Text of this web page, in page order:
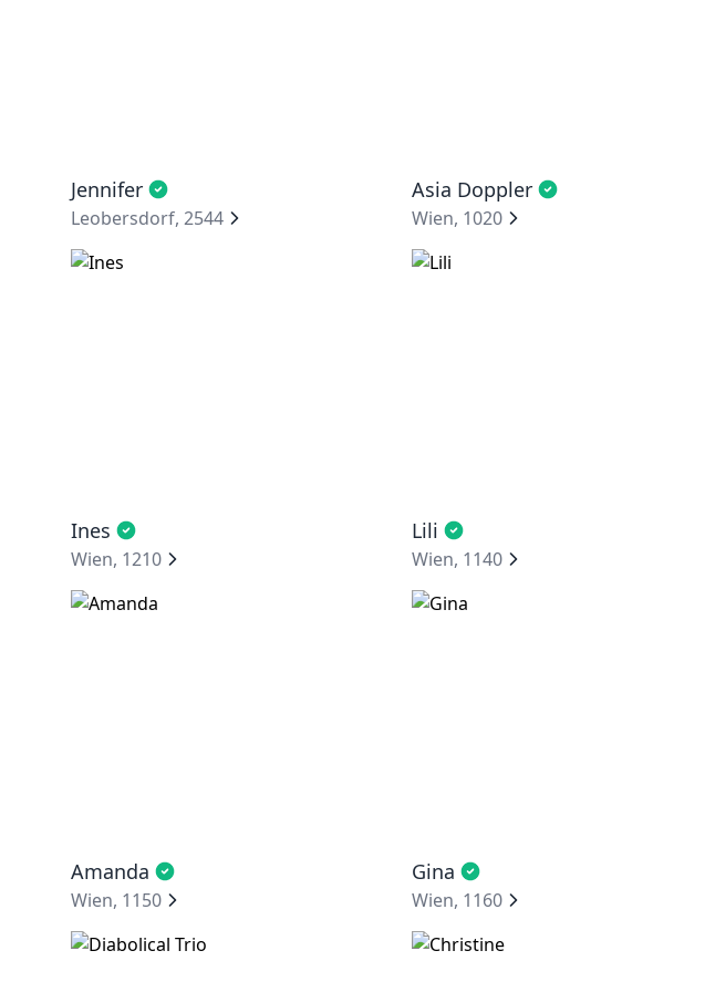
Jennifer
Leobersdorf, 2544
Asia Doppler
Wien, 1020
Ines
Wien, 1210
Lili
Wien, 1140
Amanda
Wien, 1150
Gina
Wien, 1160